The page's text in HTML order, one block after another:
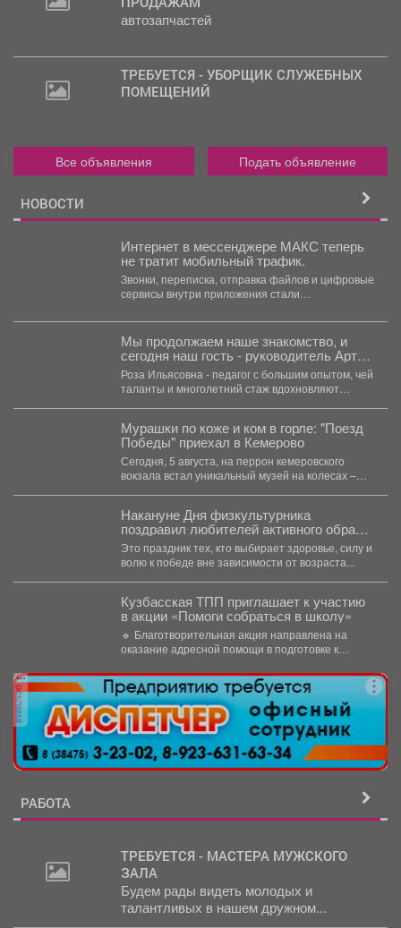
автозапчастей
ТРЕБУЕТСЯ - УБОРЩИК СЛУЖЕБНЫХ
ПОМЕЩЕНИЙ
Все объявления Подать объявление
НОВОСТИ
Интернет в мессенджере МАКС теперь
не тратит мобильный трафик.
Звонки, переписка, отправка файлов и цифровые
сервисы внутри приложения стали
Мы продолжаем наше знакомство, и
сегодня наш гость - руководитель Арт-
студии «Просто интересно» - Некрасова
Роза Ильясовна.
Роза Ильясовна - педагог с большим опытом, чей
таланты и многолетний стаж вдохновляют
Мурашки по коже и ком в горле: "Поезд
Победы" приехал в Кемерово
Сегодня, 5 августа, на перрон кемеровского
вокзала встал уникальный музей на колесах –
Накануне Дня физкультурника
поздравил любителей активного образа
жизни!
Это праздник тех, кто выбирает здоровье, силу и
волю к победе вне зависимости от возраста...
Кузбасская ТПП приглашает к участию
в акции «Помоги собраться в школу»
🔹 Благотворительная акция направлена на
оказание адресной помощи в подготовке к
реклама
РАБОТА
ТРЕБУЕТСЯ - МАСТЕРА МУЖСКОГО
ЗАЛА
Будем рады видеть молодых и
талантливых в нашем дружном...